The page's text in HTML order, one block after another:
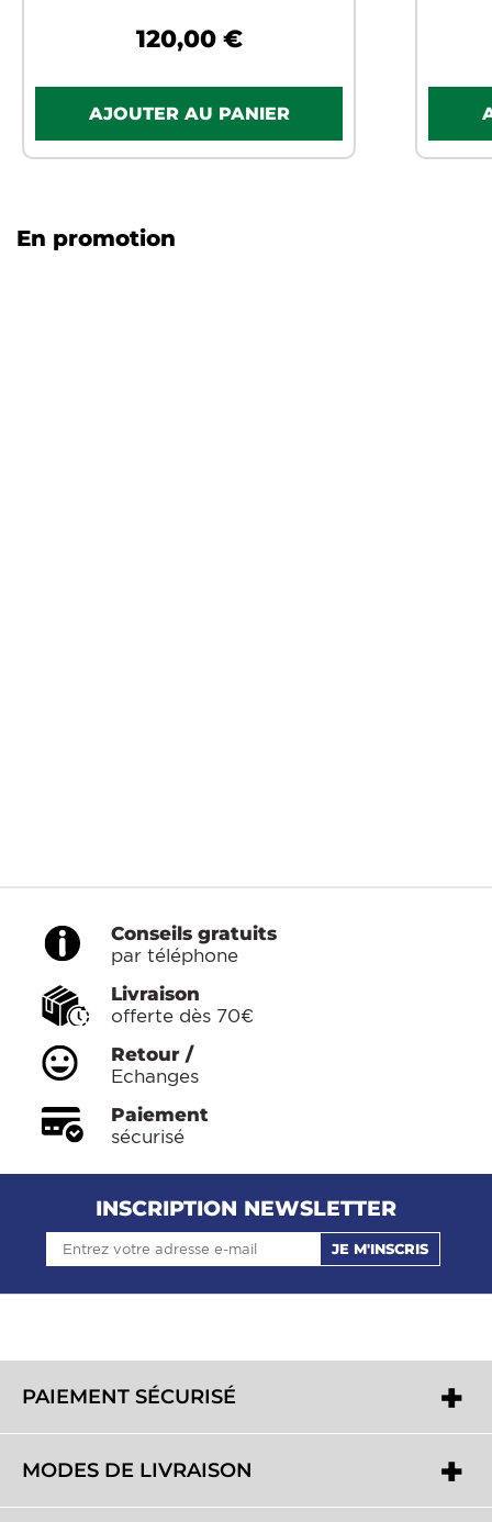
120,00 €
En promotion
Conseils gratuits
par téléphone
Livraison
offerte dès 70€
Retour /
Echanges
Paiement
sécurisé
INSCRIPTION NEWSLETTER
JE M'INSCRIS
PAIEMENT SÉCURISÉ
MODES DE LIVRAISON